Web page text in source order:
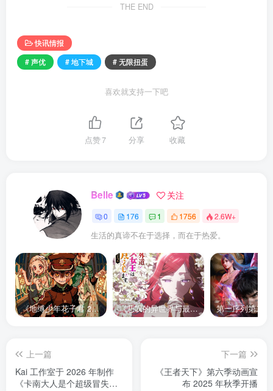
THE END
快讯情报
# 声优
# 地下城 # 无限扭蛋
喜欢就支持一下吧
点赞7 分享 收藏
Belle 关注
0 176 1 1756 2.6W+
生活的真谛不在于选择，而在于热爱。
《地缚少年花子君 2》宣布推出续集，将于 2025 年夏季播出 《悲叹的异世界与最强外道最终 BOSS 女王为子民奉献一切》第二季 公布全新声优组合、制作阵容及首支宣传 PV
上一篇
Kai 工作室于 2026 年制作
《卡南大人是个超级冒失的
下一篇
《王者天下》第六季动画宣
布 2025 年秋季开播